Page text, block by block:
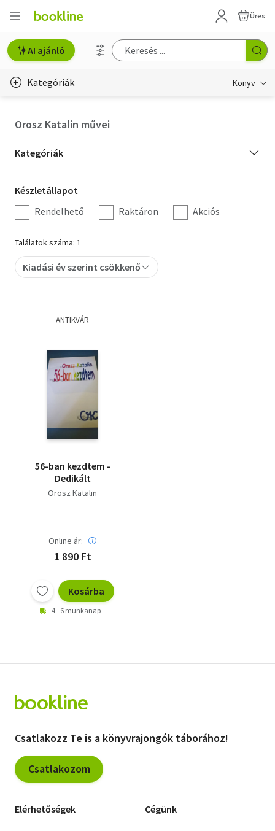
Üres
AI ajánló
Kategóriák Könyv
Hobbi, szabadidő
Irodalom
Művészet
Szakkönyv
Tankönyv, segédkönyv
Társadalomtudomány
Természettudomány
Orosz Katalin művei
Kategória
szűrés
Kategóriák
Készletállapot
szűrés
Készletállapot
Rendelhető
Raktáron Akciós
Találatok száma: 1
Kiadási év szerint csökkenő
ANTIKVÁR
56-ban kezdtem -
Dedikált
Orosz Katalin
Online ár:
1 890 Ft
Kosárba
4 - 6 munkanap
Csatlakozz Te is a könyvrajongók táborához!
Csatlakozom
Elérhetőségek Cégünk